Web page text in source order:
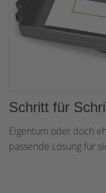
Schritt für
Eigentum oder doch
passende Lösung für